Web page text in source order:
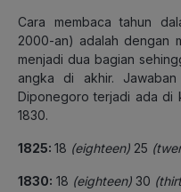
Cara membaca tahun
2000-an) adalah dengan
menjadi dua bagian
angka di akhir.
Diponegoro terjadi ada di
1830.
1825: 18 (eighteen) 25
1830: 18 (eighteen) 30